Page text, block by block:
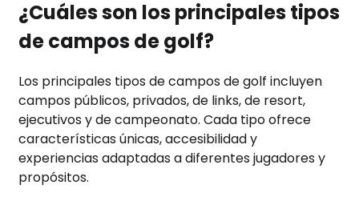
¿Cuáles son los principales tipos
de campos de golf?
Los principales tipos de campos de golf incluyen
campos públicos, privados, de links, de resort,
ejecutivos y de campeonato. Cada tipo ofrece
características únicas, accesibilidad y
experiencias adaptadas a diferentes jugadores y
propósitos.